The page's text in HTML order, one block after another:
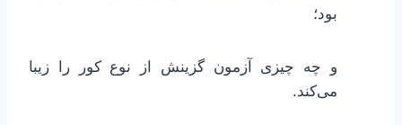
بود؛
و چه چیزی آزمون گزینش از نوع کور را زیبا
می‌کند.